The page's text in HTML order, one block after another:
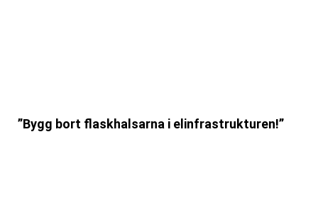
”Bygg bort flaskhalsarna i elinfrastrukturen!”